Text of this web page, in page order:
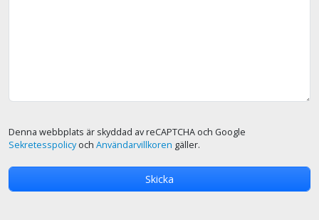
Denna webbplats är skyddad av reCAPTCHA och Google
Sekretesspolicyoch Användarvillkoren gäller.